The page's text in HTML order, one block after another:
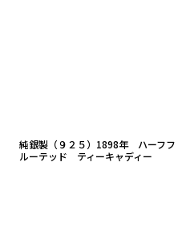
純銀製（９２５）1898年 ハーフフ
ルーテッド ティーキャディー